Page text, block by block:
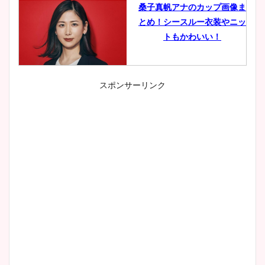
桑子真帆アナのカップ画像ま
とめ！シースルー衣装やニッ
トもかわいい！
小室瑛莉子のカップ画像まと
スポンサーリンク